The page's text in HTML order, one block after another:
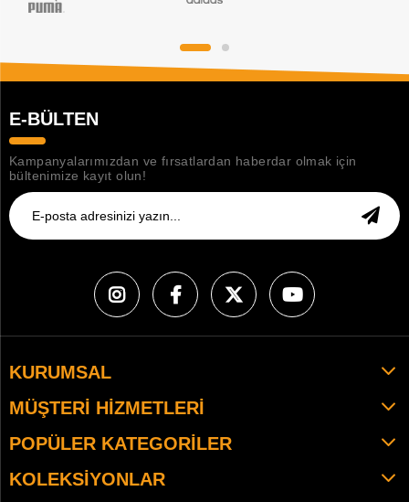
E-BÜLTEN
Kampanyalarımızdan ve fırsatlardan haberdar olmak için
bültenimize kayıt olun!
KURUMSAL
MÜŞTERI HIZMETLERI
POPÜLER KATEGORILER
KOLEKSIYONLAR